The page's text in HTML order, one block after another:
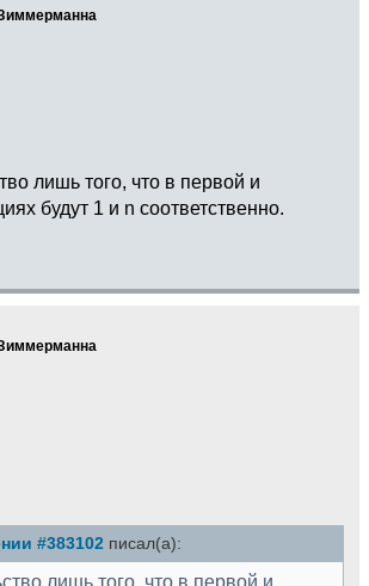
лишь того, что в первой и
будут 1 и n соответственно.
#383102 писал(а):
лишь того, что в первой и